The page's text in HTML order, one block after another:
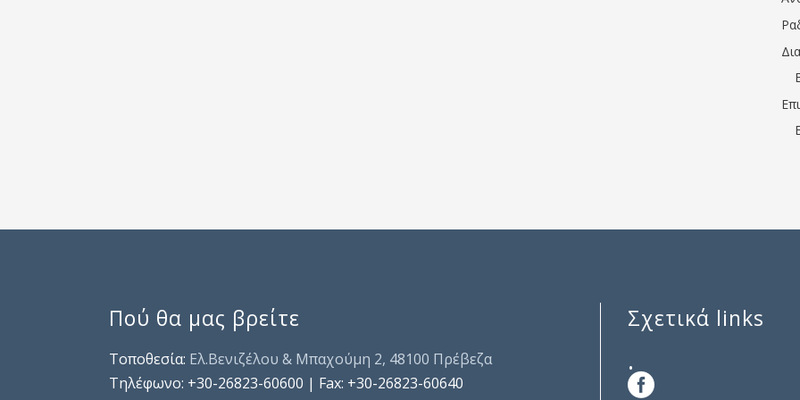
Πού θα μας βρείτε
Τοποθεσία: Ελ.Βενιζέλου & Μπαχούμη 2, 48100 Πρέβεζα
Τηλέφωνo: +30-26823-60600 | Fax: +30-26823-60640
Σχετικά links
.